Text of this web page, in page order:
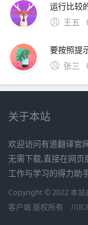
王五
张三
关于本站
欢迎访问有道翻译官
无需下载,直接在网页
工作与学习的得力助手
Copyright © 2022 本站
客户端 版权所有
川